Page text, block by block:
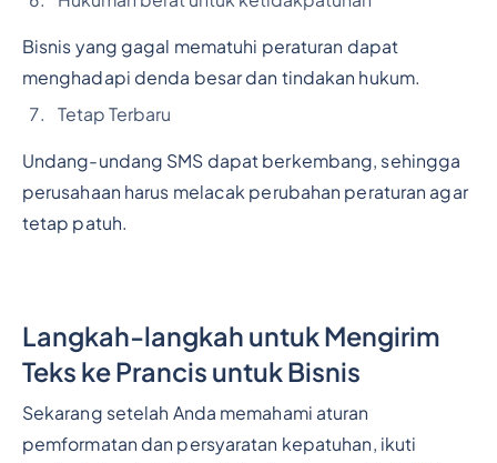
Bisnis yang gagal mematuhi peraturan dapat
menghadapi denda besar dan tindakan hukum.
Tetap Terbaru
Undang-undang SMS dapat berkembang, sehingga
perusahaan harus melacak perubahan peraturan agar
tetap patuh.
Langkah-langkah untuk Mengirim
Teks ke Prancis untuk Bisnis
Sekarang setelah Anda memahami aturan
pemformatan dan persyaratan kepatuhan, ikuti